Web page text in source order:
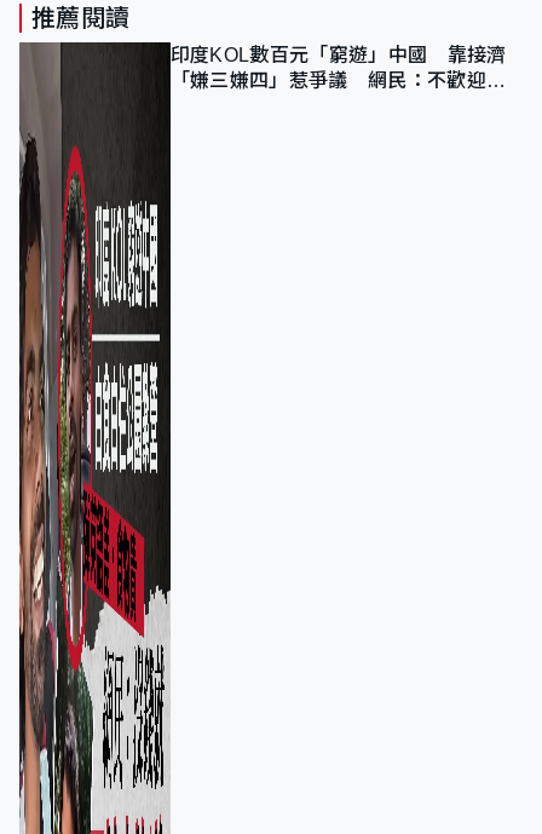
推薦閱讀
印度KOL數百元「窮遊」中國 靠接濟
「嫌三嫌四」惹爭議 網民：不歡迎劣